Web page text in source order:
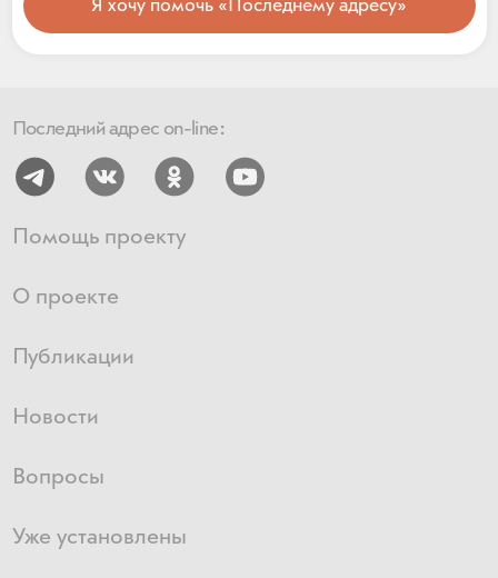
Я хочу помочь «Последнему адресу»
Последний адрес on-line:
Помощь проекту
О проекте
Публикации
Новости
Вопросы
Уже установлены